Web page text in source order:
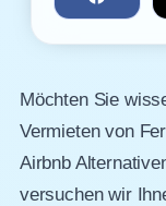
Möchten Sie
Vermieten von
Airbnb
versuchen wir